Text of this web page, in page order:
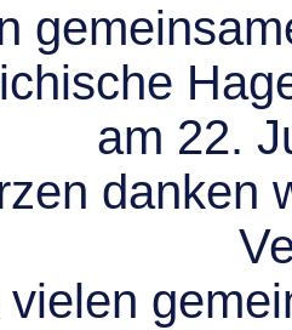
am 22.
danken
vielen